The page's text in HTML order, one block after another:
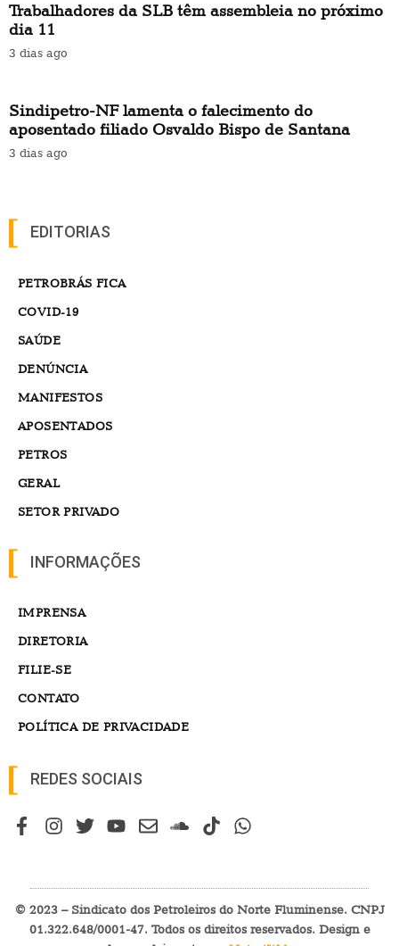
Trabalhadores da SLB têm assembleia no próximo
dia 11
3 dias ago
Sindipetro-NF lamenta o falecimento do
aposentado filiado Osvaldo Bispo de Santana
3 dias ago
EDITORIAS
PETROBRÁS FICA
COVID-19
SAÚDE
DENÚNCIA
MANIFESTOS
APOSENTADOS
PETROS
GERAL
SETOR PRIVADO
INFORMAÇÕES
IMPRENSA
DIRETORIA
FILIE-SE
CONTATO
POLÍTICA DE PRIVACIDADE
REDES SOCIAIS
© 2023 – Sindicato dos Petroleiros do Norte Fluminense. CNPJ
01.322.648/0001-47. Todos os direitos reservados. Design e